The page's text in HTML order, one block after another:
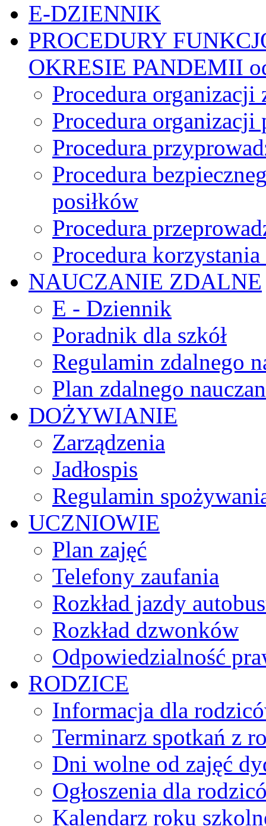
E-DZIENNIK
PROCEDURY
OKRESIE PANDEMII
Procedura
Procedura
Procedura
Procedura
posiłków
Procedura
Procedura
NAUCZANIE ZDALNE
E - Dziennik
Poradnik dla szkół
Regulamin zdalnego
Plan zdalnego
DOŻYWIANIE
Zarządzenia
Jadłospis
Regulamin
UCZNIOWIE
Plan zajęć
Telefony zaufania
Rozkład jazdy
Rozkład dzwonków
Odpowiedzialność
RODZICE
Informacja dla
Terminarz spotkań z
Dni wolne od zajęć
Ogłoszenia dla
Kalendarz roku